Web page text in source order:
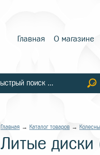
Главная О магазине
Главная → Каталог товаров →
Литые диски